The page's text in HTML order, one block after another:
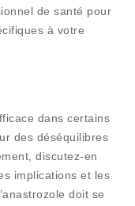
de santé pour
à votre
dans certains
des déséquilibres
discutez-en
implications et les
doit se